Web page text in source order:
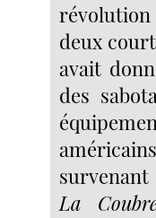
deux
avait
des
La